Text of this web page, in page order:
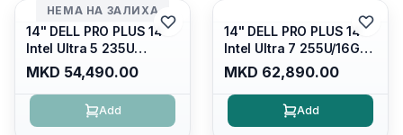
НЕМА НА ЗАЛИХА
14" DELL PRO PLUS 14
Intel Ultra 5 235U
Vpro/16gb RAM DDR5
5600mhz/ 512 GB SSD
M.2 Nvme
2230/FULLHD+ (16:10)
MKD 54,490.00
Add
14" DELL PRO PLUS 14
Intel Ultra 7 255U/16GB
RAM DDR5 5600mhz/
512 GB SSD M.2 Nvme
2230/FULLHD+ (16:10)
Ips/bt/backlit
MKD 62,890.00
Add